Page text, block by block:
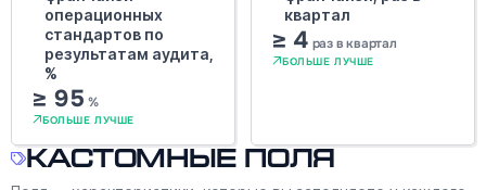
операционных
стандартов по
результатам аудита,
%
≥ 95 %
БОЛЬШЕ ЛУЧШЕ
квартал
≥ 4 раз в квартал
БОЛЬШЕ ЛУЧШЕ
Кастомные поля